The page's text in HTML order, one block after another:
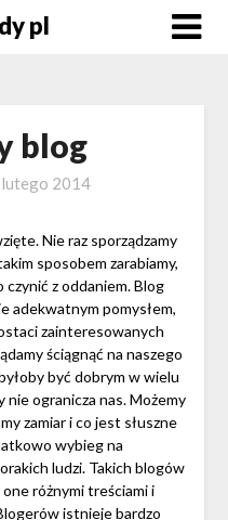
pl
blog
lutego 2014
Nie raz sporządzamy
sposobem zarabiamy,
z oddaniem. Blog
adekwatnym pomysłem,
zainteresowanych
ściągnąć na naszego
być dobrym w wielu
ogranicza nas. Możemy
zamiar i co jest słuszne
wybieg na
ludzi. Takich blogów
różnymi treściami i
istnieje bardzo